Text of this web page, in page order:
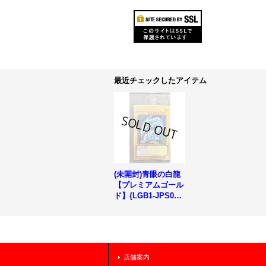
最近チェックしたアイテム
(未開封)青眼の白龍
【プレミアムゴール
ド】{LGB1-JPS02}
店舗案内